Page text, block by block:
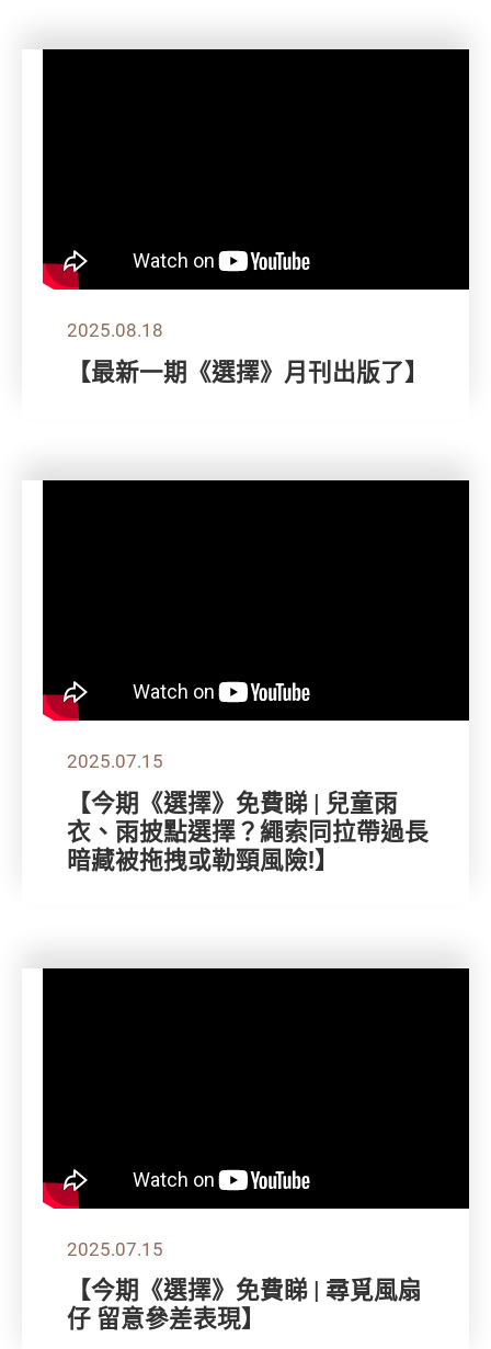
2025.08.18
【最新一期《選擇》月刊出版了】
2025.07.15
【今期《選擇》免費睇 | 兒童雨
衣、雨披點選擇？繩索同拉帶過長
暗藏被拖拽或勒頸風險!】
2025.07.15
【今期《選擇》免費睇 | 尋覓風扇
仔 留意參差表現】